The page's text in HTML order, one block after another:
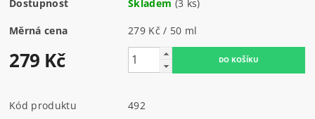
Dostupnost Skladem (3 ks)
Měrná cena 279 Kč / 50 ml
279 Kč
Kód produktu
492